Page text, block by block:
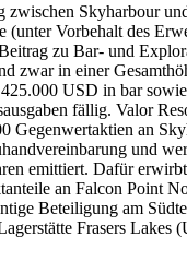
zwischen Skyharbour
(unter Vorbehalt des
zu Bar- und
zwar in einer
USD in bar
fällig. Valor
Gegenwertaktien an
und
emittiert. Dafür
an Falcon Point
Beteiligung am
Frasers Lakes